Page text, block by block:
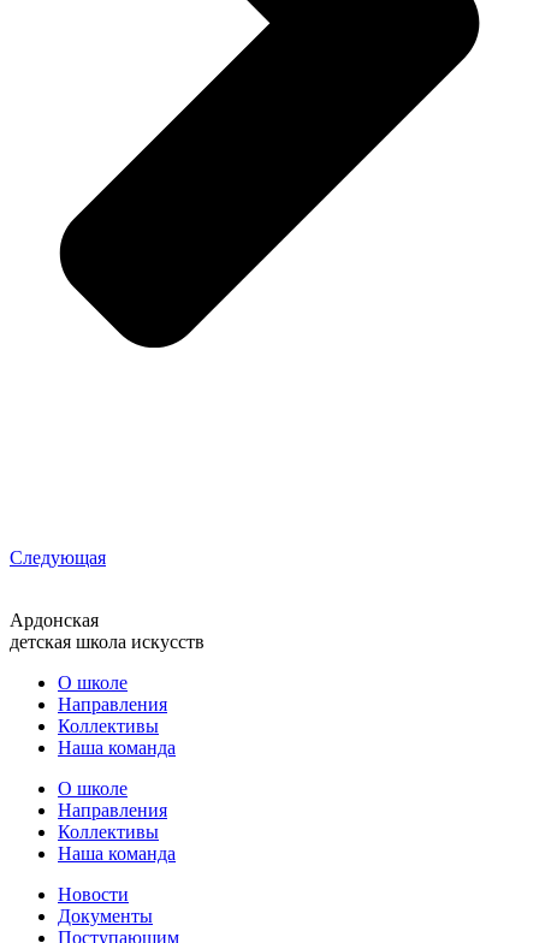
Следующая
Ардонская
детская школа искусств
О школе
Направления
Коллективы
Наша команда
О школе
Направления
Коллективы
Наша команда
Новости
Документы
Поступающим